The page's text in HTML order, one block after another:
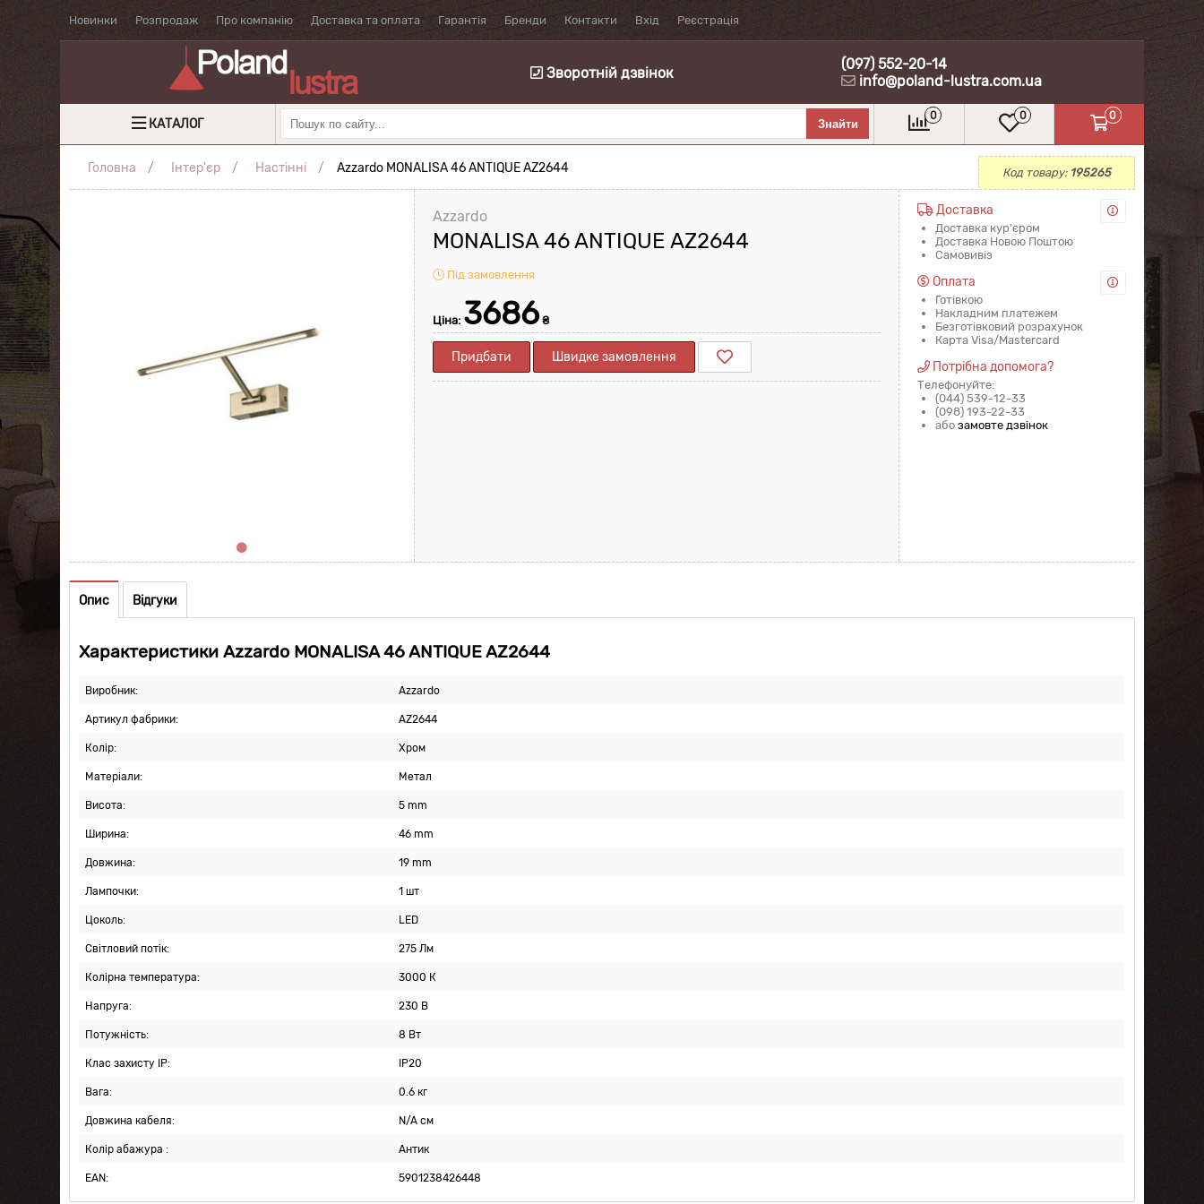
Новинки Розпродаж Про компанію Доставка та оплата Гарантія Бренди Контакти Вхід Реєстрація
Зворотній дзвінок
(097) 552-20-14
info@poland-lustra.com.ua
КАТАЛОГ
0 0 0
Головна Інтер'єр Настінні Azzardo MONALISA 46 ANTIQUE AZ2644 Код товару: 195265
Azzardo
MONALISA 46 ANTIQUE AZ2644
Під замовлення
Ціна: 3686₴
Придбати Швидке замовлення
Доставка
Доставка кур'єром
Доставка Новою Поштою
Самовивіз
Оплата
Готівкою
Накладним платежем
Безготівковий розрахунок
Карта Visa/Mastercard
Потрібна допомога?
Телефонуйте:
(044) 539-12-33
(098) 193-22-33
або замовте дзвінок
Опис Відгуки
Характеристики Azzardo MONALISA 46 ANTIQUE AZ2644
Виробник: Azzardo
Артикул фабрики: AZ2644
Колір: Хром
Матеріали: Метал
Висота: 5 mm
Ширина: 46 mm
Довжина: 19 mm
Лампочки: 1 шт
Цоколь: LED
Світловий потік: 275 Лм
Колірна температура: 3000 К
Напруга: 230 В
Потужність: 8 Вт
Клас захисту IP: IP20
Вага: 0.6 кг
Довжина кабеля: N/A см
Колір абажура : Антик
EAN: 5901238426448